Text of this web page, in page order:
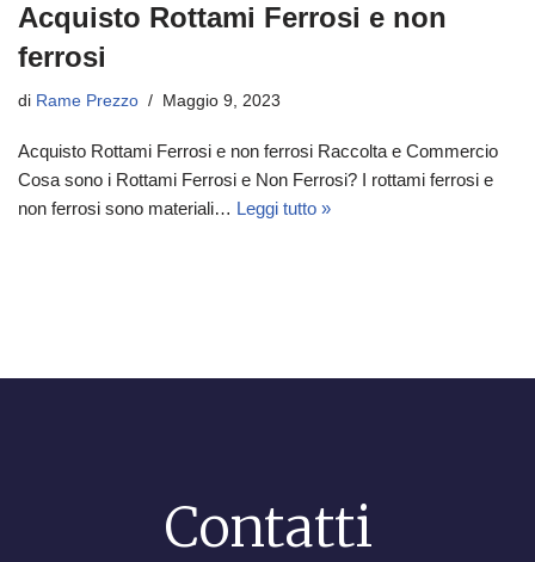
Acquisto Rottami Ferrosi e non
ferrosi
di Rame Prezzo Maggio 9, 2023
Acquisto Rottami Ferrosi e non ferrosi Raccolta e Commercio
Cosa sono i Rottami Ferrosi e Non Ferrosi? I rottami ferrosi e
non ferrosi sono materiali… Leggi tutto »
Contatti